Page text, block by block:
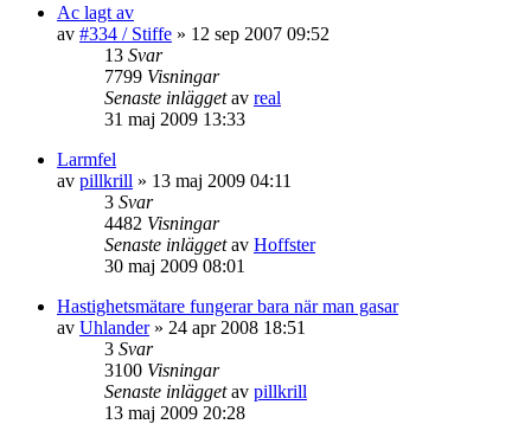
Ac lagt av
av #334 / Stiffe » 12 sep 2007 09:52
13 Svar
7799 Visningar
Senaste inläggetav real
31 maj 2009 13:33
Larmfel
av pillkrill » 13 maj 2009 04:11
3 Svar
4482 Visningar
Senaste inläggetav Hoffster
30 maj 2009 08:01
Hastighetsmätare fungerar bara när man gasar
av Uhlander» 24 apr 2008 18:51
3 Svar
3100 Visningar
Senaste inläggetav pillkrill
13 maj 2009 20:28